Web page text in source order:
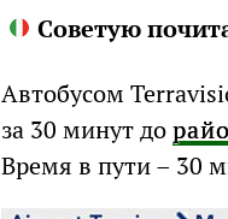
Советую
Автобусом
за 30 минут до
Время в пути – 30